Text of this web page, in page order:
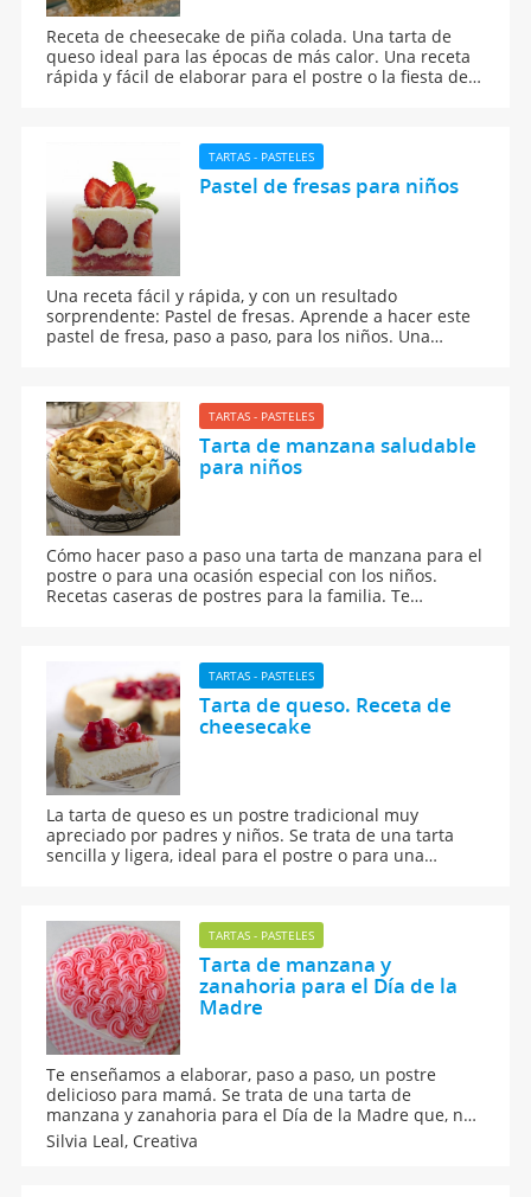
Receta de cheesecake de piña colada. Una tarta de
queso ideal para las épocas de más calor. Una receta
rápida y fácil de elaborar para el postre o la fiesta de
TARTAS - PASTELES
Pastel de fresas para niños
Una receta fácil y rápida, y con un resultado
sorprendente: Pastel de fresas. Aprende a hacer este
pastel de fresa, paso a paso, para los niños. Una
especial celebración familiar.
TARTAS - PASTELES
Tarta de manzana saludable
para niños
Cómo hacer paso a paso una tarta de manzana para el
postre o para una ocasión especial con los niños.
Recetas caseras de postres para la familia. Te
TARTAS - PASTELES
Tarta de queso. Receta de
cheesecake
La tarta de queso es un postre tradicional muy
apreciado por padres y niños. Se trata de una tarta
sencilla y ligera, ideal para el postre o para una
fácil y rápida, con la participación de los niños.
TARTAS - PASTELES
Tarta de manzana y
zanahoria para el Día de la
Madre
Te enseñamos a elaborar, paso a paso, un postre
delicioso para mamá. Se trata de una tarta de
manzana y zanahoria para el Día de la Madre que, no
sólo está deliciosa, sino que además queda
espectacular.
Silvia Leal, Creativa